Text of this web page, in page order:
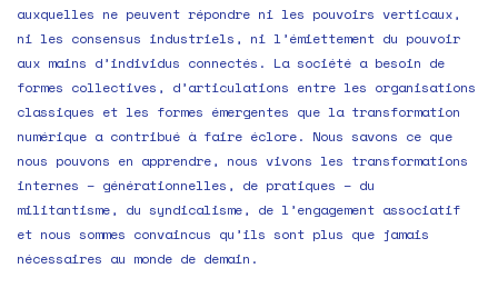
auxquelles ne peuvent répondre ni les pouvoirs verticaux,
ni les consensus industriels, ni l’émiettement du pouvoir
aux mains d’individus connectés. La société a besoin de
formes collectives, d’articulations entre les organisations
classiques et les formes émergentes que la transformation
numérique a contribué à faire éclore. Nous savons ce que
nous pouvons en apprendre, nous vivons les transformations
internes – générationnelles, de pratiques – du
militantisme, du syndicalisme, de l’engagement associatif
et nous sommes convaincus qu’ils sont plus que jamais
nécessaires au monde de demain.